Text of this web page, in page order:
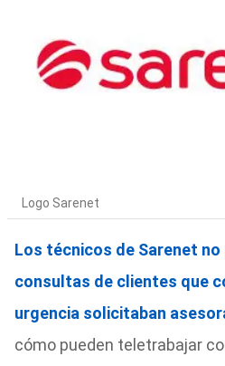
Logo Sarenet
Los técnicos de Sarenet
consultas de clientes que
urgencia solicitaban
cómo pueden teletrabajar